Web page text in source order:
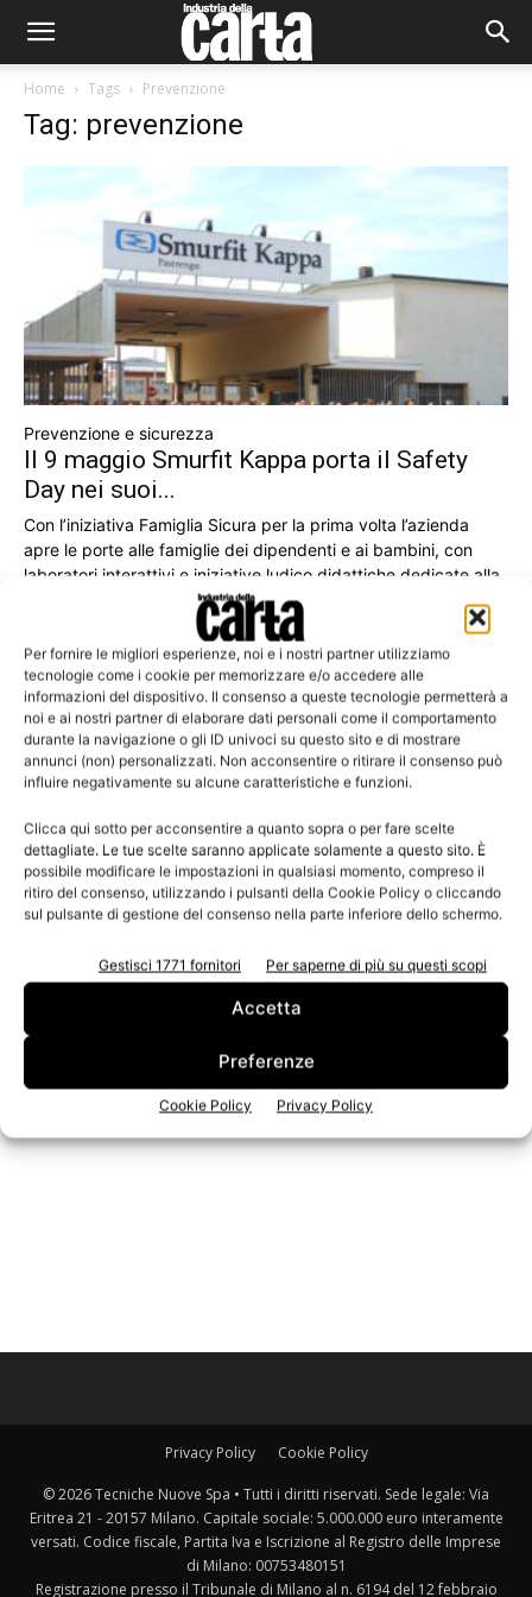
Per fornire le migliori esperienze, noi e i nostri partner utilizziamo
tecnologie come i cookie per memorizzare e/o accedere alle
informazioni del dispositivo. Il consenso a queste tecnologie permetterà a
noi e ai nostri partner di elaborare dati personali come il comportamento
durante la navigazione o gli ID univoci su questo sito e di mostrare
annunci (non) personalizzati. Non acconsentire o ritirare il consenso può
influire negativamente su alcune caratteristiche e funzioni.
Clicca qui sotto per acconsentire a quanto sopra o per fare scelte
dettagliate. Le tue scelte saranno applicate solamente a questo sito. È
possibile modificare le impostazioni in qualsiasi momento, compreso il
ritiro del consenso, utilizzando i pulsanti della Cookie Policy o cliccando
sul pulsante di gestione del consenso nella parte inferiore dello schermo.
Gestisci 1771 fornitori Per saperne di più su questi scopi
Accetta
Preferenze
Cookie Policy Privacy Policy
Home Tags Prevenzione
Tag: prevenzione
Prevenzione e sicurezza
Il 9 maggio Smurfit Kappa porta il Safety
Day nei suoi...
Con l’iniziativa Famiglia Sicura per la prima volta l’azienda
apre le porte alle famiglie dei dipendenti e ai bambini, con
laboratori interattivi e iniziative ludico didattiche dedicate alla
sicurezza e alla prevenzione dei rischi.
Leggi la rivista
Iscriviti alla newsletter
Privacy Policy Cookie Policy
© 2026 Tecniche Nuove Spa • Tutti i diritti riservati. Sede legale: Via
Eritrea 21 - 20157 Milano. Capitale sociale: 5.000.000 euro interamente
versati. Codice fiscale, Partita Iva e Iscrizione al Registro delle Imprese
di Milano: 00753480151
Registrazione presso il Tribunale di Milano al n. 6194 del 12 febbraio